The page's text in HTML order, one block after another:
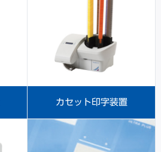
カセット印字装置